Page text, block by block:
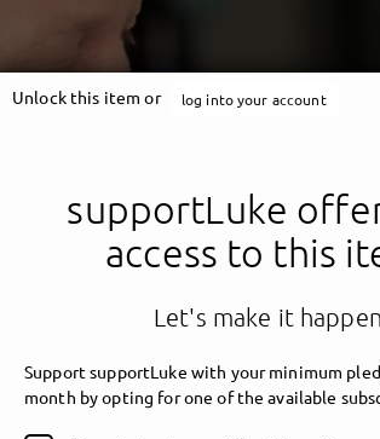
Unlock this item or log into your account
supportLuke
access to this
Let's make it
Support supportLuke with your minimum
month by opting for one of the available